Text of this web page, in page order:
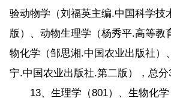
验动物学（刘福英主编.中国科学技
版）、动物生理学（杨秀平.高等教
物化学（邹思湘.中国农业出版社）
宁.中国农业出版社.第二版），总分
13、生理学（801）、生物化学